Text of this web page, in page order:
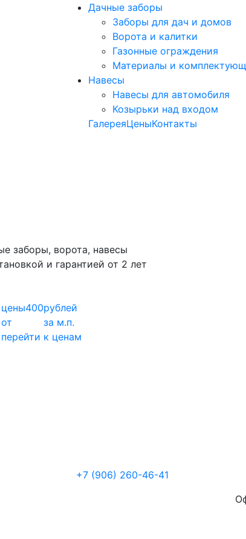
Дачные заборы
Заборы для дач и домов
Ворота и калитки
Газонные ограждения
Материалы и
Навесы
Навесы для автомобиля
Козырьки над входом
ГалереяЦеныКонтакты
заборы, ворота, навесы
и гарантией от 2 лет
цены
от
400рублей
за м.п.
перейти к ценам
+7 (906) 260-46-41